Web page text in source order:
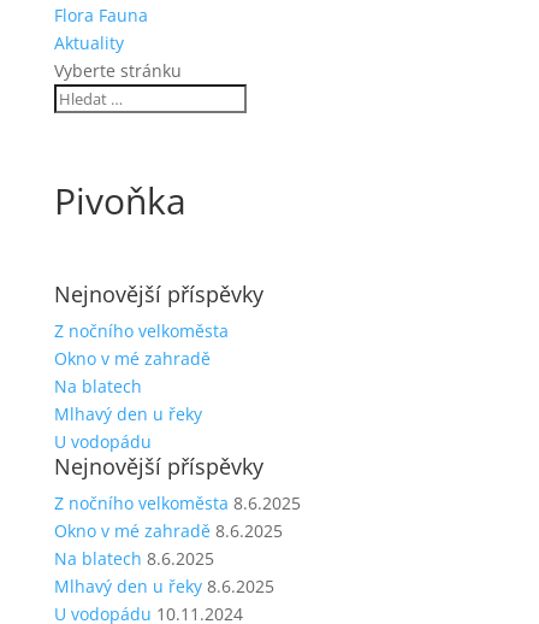
Flora Fauna
Aktuality
Vyberte stránku
Pivoňka
Nejnovější příspěvky
Z nočního velkoměsta
Okno v mé zahradě
Na blatech
Mlhavý den u řeky
U vodopádu
Nejnovější příspěvky
Z nočního velkoměsta 8.6.2025
Okno v mé zahradě 8.6.2025
Na blatech 8.6.2025
Mlhavý den u řeky 8.6.2025
U vodopádu 10.11.2024